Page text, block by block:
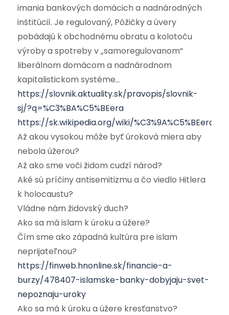
imania bankových domácich a nadnárodných
inštitúcií. Je regulovaný, Pôžičky a úvery
pobádajú k obchodnému obratu a kolotoču
výroby a spotreby v „samoregulovanom“
liberálnom domácom a nadnárodnom
kapitalistickom systéme…
https://slovnik.aktuality.sk/pravopis/slovnik-
sj/?q=%C3%BA%C5%BEera
https://sk.wikipedia.org/wiki/
Až akou vysokou môže byť úroková miera aby
nebola úžerou?
Až ako sme voči židom cudzí národ?
Aké sú príčiny antisemitizmu a čo viedlo Hitlera
k holocaustu?
Vládne nám židovský duch?
Ako sa má islam k úroku a úžere?
Čím sme ako západná kultúra pre islam
neprijateľnou?
https://finweb.hnonline.sk/financie-a-
burzy/478407-islamske-banky-dobyjaju-svet-
nepoznaju-uroky
Ako sa má k úroku a úžere kresťanstvo?